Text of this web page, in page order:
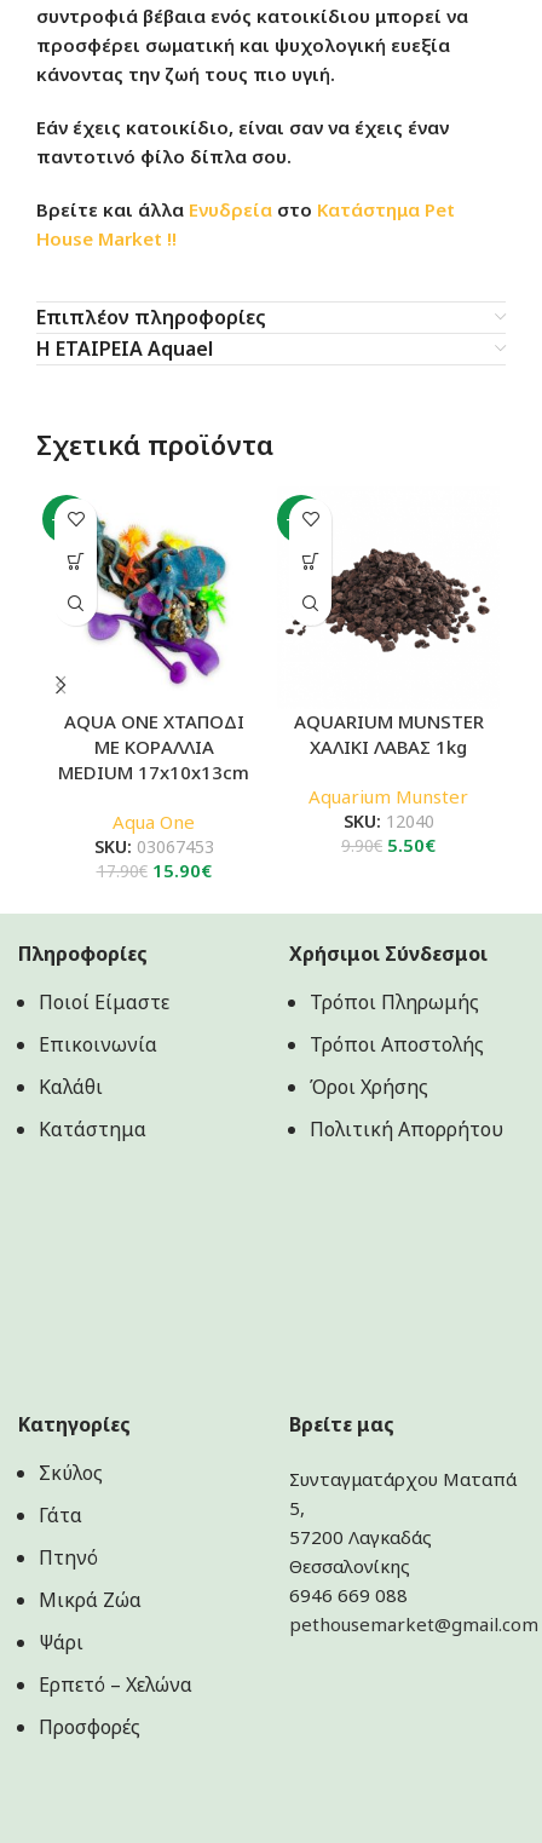
συντροφιά βέβαια ενός κατοικίδιου μπορεί να
προσφέρει σωματική και ψυχολογική ευεξία
κάνοντας την ζωή τους πιο υγιή.
Εάν έχεις κατοικίδιο, είναι σαν να έχεις έναν
παντοτινό φίλο δίπλα σου.
Βρείτε και άλλα Ενυδρεία στο Κατάστημα Pet
House Market !!
Επιπλέον πληροφορίες
Η ΕΤΑΙΡΕΙΑ Aquael
Σχετικά προϊόντα
-11%
AQUA ONE ΧΤΑΠΟΔΙ
ΜΕ ΚΟΡΑΛΛΙΑ
MEDIUM 17x10x13cm
Aqua One
SKU: 03067453
17.90€ Original
was:
15.90€Η
τιμή
-44%
AQUARIUM MUNSTER
ΧΑΛΙΚΙ ΛΑΒΑΣ 1kg
Aquarium Munster
SKU: 12040
9.90€ Original
9.90€.
5.50€Η
είναι:
5.50€.
Πληροφορίες
Ποιοί Είμαστε
Επικοινωνία
Καλάθι
Κατάστημα
Χρήσιμοι Σύνδεσμοι
Τρόποι Πληρωμής
Τρόποι Αποστολής
Όροι Χρήσης
Πολιτική Aπορρήτου
Κατηγορίες
Σκύλος
Γάτα
Πτηνό
Μικρά Ζώα
Ψάρι
Ερπετό – Χελώνα
Προσφορές
Βρείτε μας
Συνταγματάρχου Ματαπά
5,
57200 Λαγκαδάς
Θεσσαλονίκης
6946 669 088
pethousemarket@gmail.com